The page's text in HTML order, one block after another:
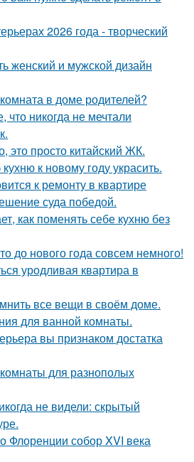
2026 года - творческий
женский и мужской дизайн
в доме родителей?
что никогда не мечтали
это просто китайский ЖК.
к новому году украсить.
к ремонту в квартире
суда победой.
как поменять себе кухню без
до нового года совсем немного!
уродливая квартира в
все вещи в своём доме.
для ванной комнаты.
вы признаком достатка
для разнополых
не видели: скрытый
Флоренции собор XVI века